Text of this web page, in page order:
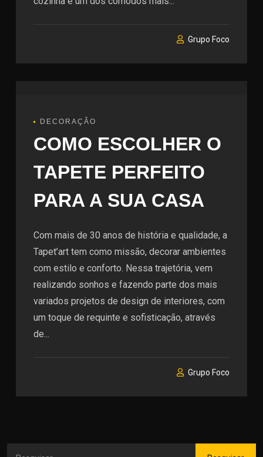
Grupo Foco
DECORAÇÃO
COMO ESCOLHER O
TAPETE PERFEITO
PARA A SUA CASA
Com mais de 30 anos de história e qualidade, a
Tapet’art tem como missão, decorar ambientes
com estilo e conforto. Nessa trajetória, vem
realizando sonhos e fazendo parte dos mais
variados projetos de design de interiores, com
um toque de requinte e sofisticação, através
de...
Grupo Foco